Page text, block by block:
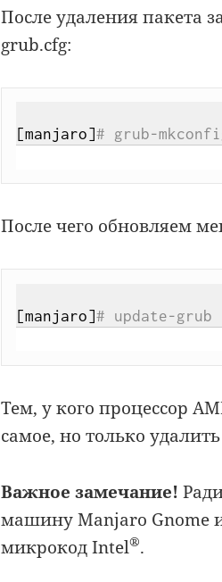
После удаления пакета
grub.cfg:
[manjaro]# grub-
После чего обновляем
[manjaro]# update-grub
Тем, у кого процессор
самое, но только
Важное замечание!
машину Manjaro Gnome
микрокод Intel®.